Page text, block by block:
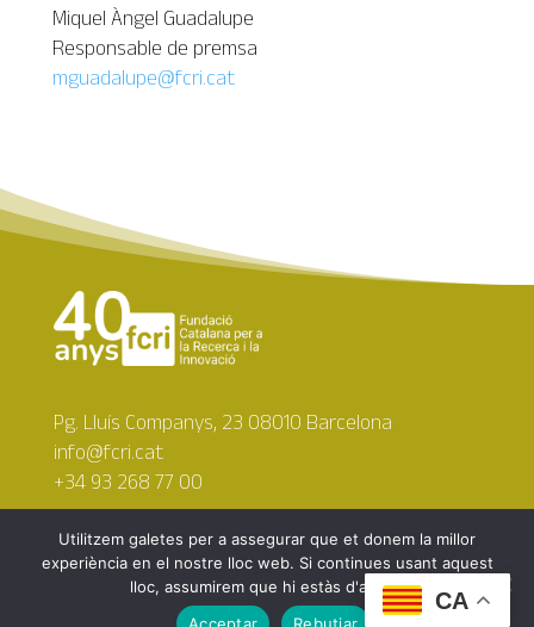
Miquel Àngel Guadalupe
Responsable de premsa
mguadalupe@fcri.cat
Pg. Lluís Companys, 23 08010 Barcelona
info@fcri.cat
+34 93 268 77 00
Copyright © 2026 Fundació Catalana per a la Recerca i
CA
Utilitzem galetes per a assegurar que et donem la millor
experiència en el nostre lloc web. Si continues usant aquest
lloc, assumirem que hi estàs d'acord.
Acceptar
Rebutjar